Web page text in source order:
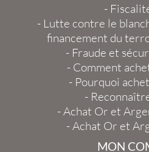
-
- Lutte contre le
financement du
- Fraude et
- Comment
- Pourquoi
-
-Achat Or et
-Achat Or et
MON